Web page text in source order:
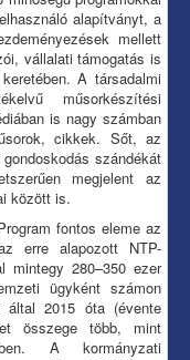
alapítványt, a
mellett
vállalati támogatás is
A társadalmi
műsorkészítési
is nagy számban
cikkek. Sőt, az
szándékát
megjelent az
között is.
fontos eleme az
erre alapozott NTP-
mintegy 280–350 ezer
ügyként számon
által 2015 óta (évente
összege több, mint
A kormányzati